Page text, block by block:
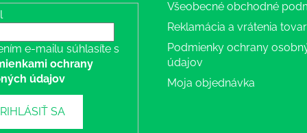
e-mailu súhlasíte s
ochrany
údajov
SA
Všeobecné obchodné
Reklamácia a vrátenia
Podmienky ochrany
údajov
Moja objednávka